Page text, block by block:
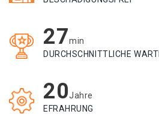
27min
DURCHSCHNITTLICHE
20Jahre
EFRAHRUNG